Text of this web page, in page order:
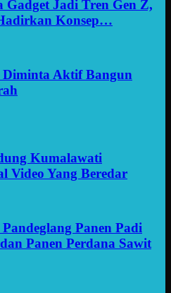
Gadget Jadi Tren Gen Z,
Konsep…
Aktif Bangun
Kumalawati
Video Yang Beredar
Panen Padi
Panen Perdana Sawit